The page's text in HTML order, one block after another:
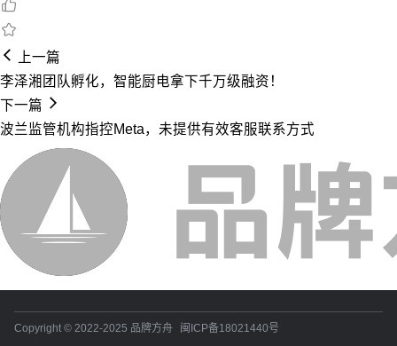
上一篇
李泽湘团队孵化，智能厨电拿下千万级融资！
下一篇
波兰监管机构指控Meta，未提供有效客服联系方式
Copyright © 2022-2025 品牌方舟 闽ICP备18021440号